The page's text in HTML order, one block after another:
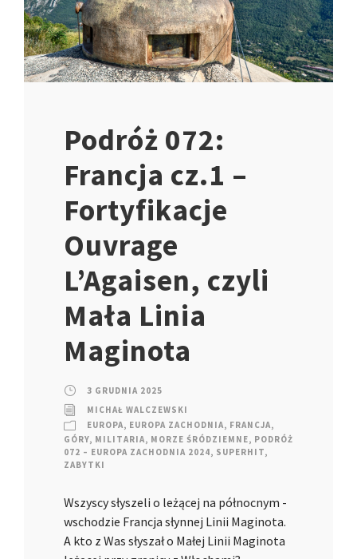
Podróż 072:
Francja cz.1 –
Fortyfikacje
Ouvrage
L’Agaisen, czyli
Mała Linia
Maginota
3 GRUDNIA 2025
MICHAŁ WALCZEWSKI
EUROPA, EUROPA ZACHODNIA, FRANCJA,
GÓRY, MILITARIA, MORZE ŚRÓDZIEMNE, PODRÓŻ
072 – EUROPA ZACHODNIA 2024, SUPERHIT,
ZABYTKI
Wszyscy słyszeli o leżącej na północnym -
wschodzie Francja słynnej Linii Maginota.
A kto z Was słyszał o Małej Linii Maginota